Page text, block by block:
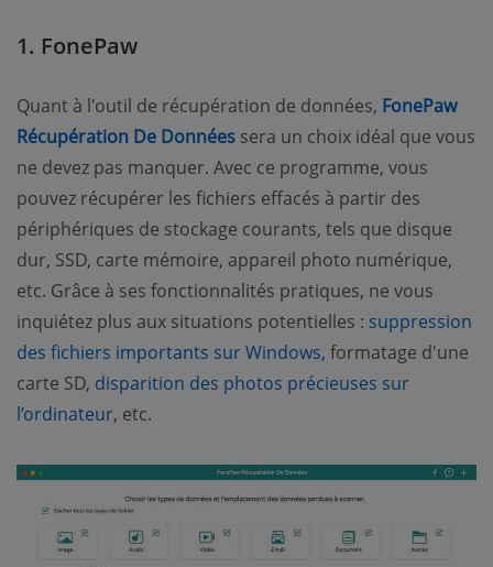
1. FonePaw
Quant à l'outil de récupération de données, FonePaw
Récupération De Données sera un choix idéal que vous
ne devez pas manquer. Avec ce programme, vous
pouvez récupérer les fichiers effacés à partir des
périphériques de stockage courants, tels que disque
dur, SSD, carte mémoire, appareil photo numérique,
etc. Grâce à ses fonctionnalités pratiques, ne vous
inquiétez plus aux situations potentielles : suppression
des fichiers importants sur Windows, formatage d'une
carte SD, disparition des photos précieuses sur
l’ordinateur, etc.